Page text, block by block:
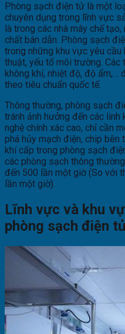
Phòng sạch điện tử là một
chuyên dụng trong lĩnh vực
là trong các nhà máy chế
chất bán dẫn. Phòng sạch
trong những khu vực yêu
thuật, yếu tố môi trường. Các
không khí, nhiệt độ, độ ẩm,…
theo tiêu chuẩn quốc tế.
Thông thường, phòng sạch
tránh ảnh hưởng đến các
nghệ chính xác cao, chỉ cần
phá hủy mạch điện, chip
khí cấp trong phòng sạch
các phòng sạch thông
đến 500 lần một giờ (So với
lần một giờ).
Lĩnh vực và khu
phòng sạch điện